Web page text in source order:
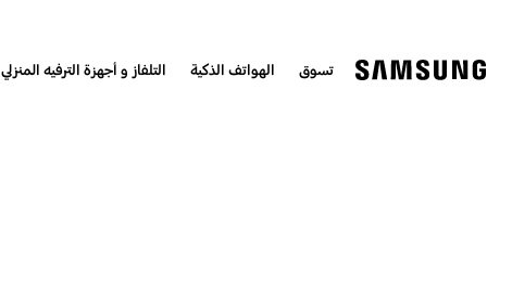
تسوق الهواتف الذكية التلفاز و أجهزة الترفيه المنزلي